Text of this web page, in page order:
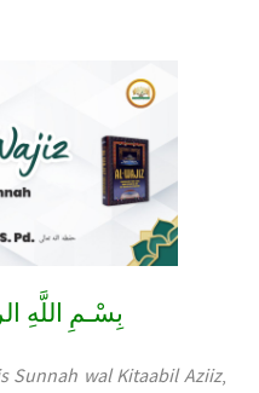
بِسْـمِ اللَّهِ
Sunnah wal Kitaabil Aziiz,